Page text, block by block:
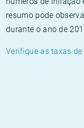
resumo pode
durante o ano de
Verifique as taxas